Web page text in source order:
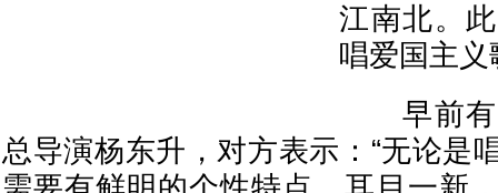
江南北。
唱爱国主
早前有
总导演杨东升，对方表示：“无论是